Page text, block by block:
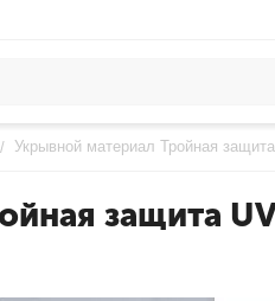
/ Укрывной материал Тройная
защита